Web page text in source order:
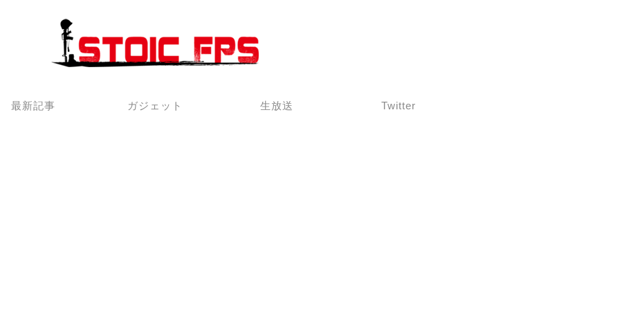
最新記事 ガジェット 生放送 Twitter